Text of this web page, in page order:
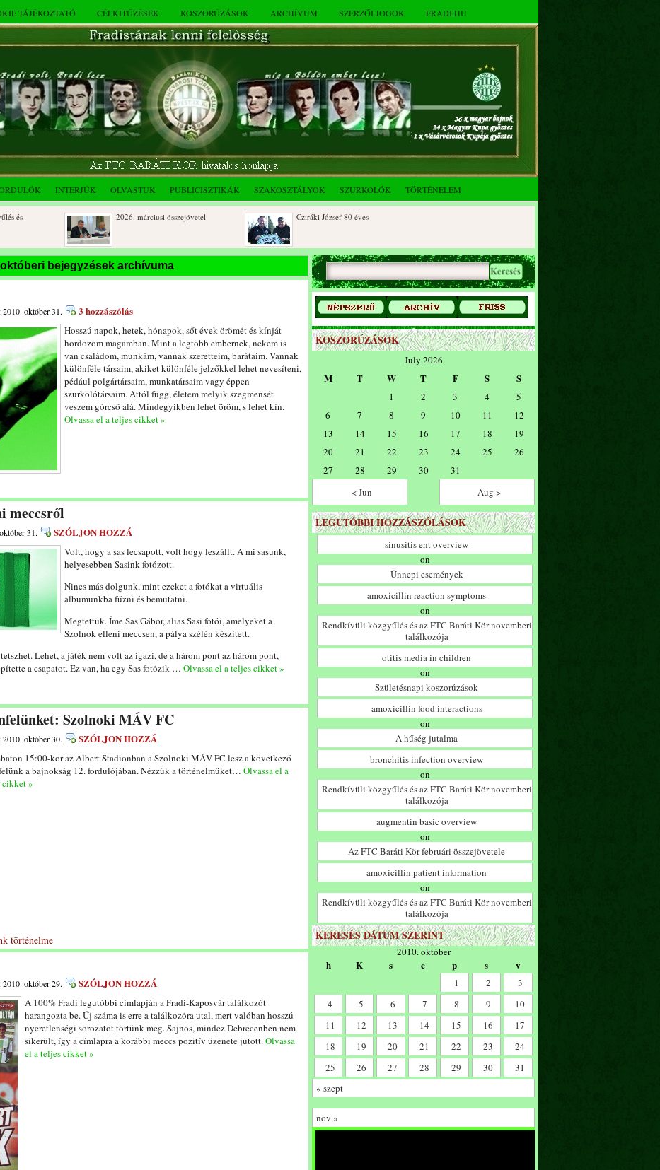
TÁJÉKOZTATÓ CÉLKITŰZÉSEK KOSZORÚZÁSOK ARCHÍVUM SZERZŐI JOGOK FRADI.HU
INTERJÚK OLVASTUK PUBLICISZTIKÁK SZAKOSZTÁLYOK SZURKOLÓK TÖRTÉNELEM
2026. márciusi összejövetel Cziráki József 80 éves
Rendkívüli közgyűlés és a 2025.
novemberi összejövetel
Dálnoki József 90 éves
bejegyzések archívuma
2010. október 31. 3 hozzászólás
Hosszú napok, hetek, hónapok, sőt évek örömét és kínját
hordozom magamban. Mint a legtöbb embernek, nekem is
van családom, munkám, vannak szeretteim, barátaim. Vannak
különféle társaim, akiket különféle jelzőkkel lehet nevesíteni,
pédául polgártársaim, munkatársaim vagy éppen
szurkolótársaim. Attól függ, életem melyik szegmensét
veszem górcső alá. Mindegyikben lehet öröm, s lehet kín.
Olvassa el a teljes cikket »
meccsről
31. SZÓLJON HOZZÁ
Volt, hogy a sas lecsapott, volt hogy leszállt. A mi sasunk,
helyesebben Sasink fotózott.
Nincs más dolgunk, mint ezeket a fotókat a virtuális
albumunkba fűzni és bemutatni.
Megtettük. Íme Sas Gábor, alias Sasi fotói, amelyeket a
Szolnok elleni meccsen, a pálya szélén készített.
Lehet, a játék nem volt az igazi, de a három pont az három pont,
a csapatot. Ez van, ha egy Sas fotózik … Olvassa el a teljes cikket »
Szolnoki MÁV FC
2010. október 30. SZÓLJON HOZZÁ
15:00-kor az Albert Stadionban a Szolnoki MÁV FC lesz a következő
a bajnokság 12. fordulójában. Nézzük a történelmüket… Olvassa el a
cikket »
történelme
2010. október 29. SZÓLJON HOZZÁ
A 100% Fradi legutóbbi címlapján a Fradi-Kaposvár találkozót
harangozta be. Új száma is erre a találkozóra utal, mert valóban hosszú
nyeretlenségi sorozatot törtünk meg. Sajnos, mindez Debrecenben nem
sikerült, így a címlapra a korábbi meccs pozitív üzenete jutott.Olvassa
el a teljes cikket »
KOSZORÚZÁSOK
July 2026
M T W T F S S
1 2 3 4
5
6
7 8 9 10 11
12
13
14 15 16 17 18
19
20
21 22 23 24 25
26
27
28 29 30
31
< Jun
Aug >
LEGUTÓBBI HOZZÁSZÓLÁSOK
sinusitis ent overview
on
Ünnepi események
amoxicillin reaction symptoms
on
Rendkívüli közgyűlés és az FTC Baráti Kör novemberi
találkozója
otitis media in children
on
Születésnapi koszorúzások
amoxicillin food interactions
on
A hűség jutalma
bronchitis infection overview
on
Rendkívüli közgyűlés és az FTC Baráti Kör novemberi
találkozója
augmentin basic overview
on
Az FTC Baráti Kör februári összejövetele
amoxicillin patient information
on
Rendkívüli közgyűlés és az FTC Baráti Kör novemberi
találkozója
KERESÉS DÁTUM SZERINT
2010. október
h K s c p s v
1 2
3
4
5 6 7 8 9
10
11
12 13 14 15 16
17
18
19 20 21 22 23
24
25
26 27 28 29 30
31
« szept
nov »